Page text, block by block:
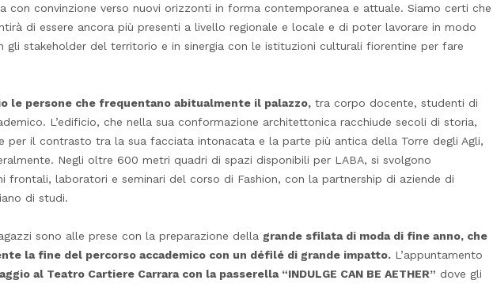
con convinzione verso nuovi orizzonti in forma contemporanea e attuale. Siamo certi che
di essere ancora più presenti a livello regionale e locale e di poter lavorare in modo
gli stakeholder del territorio e in sinergia con le istituzioni culturali fiorentine per fare
le persone che frequentano abitualmente il palazzo, tra corpo docente, studenti di
L’edificio, che nella sua conformazione architettonica racchiude secoli di storia,
per il contrasto tra la sua facciata intonacata e la parte più antica della Torre degli Agli,
Negli oltre 600 metri quadri di spazi disponibili per LABA, si svolgono
frontali, laboratori e seminari del corso di Fashion, con la partnership di aziende di
di studi.
sono alle prese con la preparazione della grande sfilata di moda di fine anno, che
la fine del percorso accademico con un défilé di grande impatto. L’appuntamento
al Teatro Cartiere Carrara con la passerella “INDULGE CAN BE AETHER” dove gli